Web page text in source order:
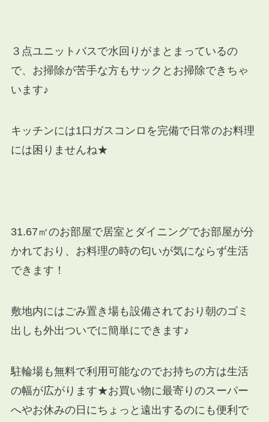
３点ユニットバスで水回りがまとまっているの
で、お掃除が苦手な方もサックとお掃除できちゃ
います♪
キッチンには1口ガスコンロを完備で日常のお料理
には困りませんね★
31.67㎡のお部屋で居室とダイニングでお部屋が分
かれており、お料理の時の匂いが気にならず生活
できます！
敷地内にはごみ置き場も設備されており朝のゴミ
出しも外出ついでに簡単にできます♪
駐輪場も無料で利用可能なのでお持ちの方は生活
の幅が広がります★お買い物に最寄りのスーパー
へやお休みの日にちょっと遠出するのにも便利で